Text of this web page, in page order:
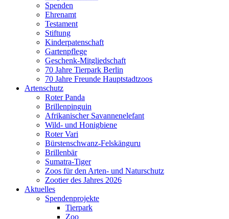
Spenden
Ehrenamt
Testament
Stiftung
Kinderpatenschaft
Gartenpflege
Geschenk-Mitgliedschaft
70 Jahre Tierpark Berlin
70 Jahre Freunde Hauptstadtzoos
Artenschutz
Roter Panda
Brillenpinguin
Afrikanischer Savannenelefant
Wild- und Honigbiene
Roter Vari
Bürstenschwanz-Felskänguru
Brillenbär
Sumatra-Tiger
Zoos für den Arten- und Naturschutz
Zootier des Jahres 2026
Aktuelles
Spendenprojekte
Tierpark
Zoo